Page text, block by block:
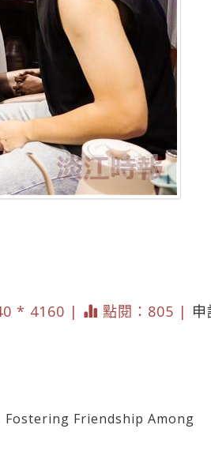
* 4160 |
點閱：805 | 申
Friendship Among